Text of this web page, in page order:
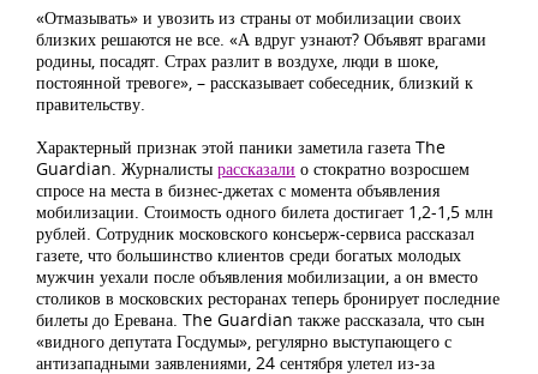
«Отмазывать» и увозить из страны от мобилизации своих
близких решаются не все. «А вдруг узнают? Объявят врагами
родины, посадят. Страх разлит в воздухе, люди в шоке,
постоянной тревоге», – рассказывает собеседник, близкий к
правительству.
Характерный признак этой паники заметила газета The
Guardian. Журналисты рассказали о стократно возросшем
спросе на места в бизнес-джетах с момента объявления
мобилизации. Стоимость одного билета достигает 1,2-1,5 млн
рублей. Сотрудник московского консьерж-сервиса рассказал
газете, что большинство клиентов среди богатых молодых
мужчин уехали после объявления мобилизации, а он вместо
столиков в московских ресторанах теперь бронирует последние
билеты до Еревана. The Guardian также рассказала, что сын
«видного депутата Госдумы», регулярно выступающего с
антизападными заявлениями, 24 сентября улетел из-за